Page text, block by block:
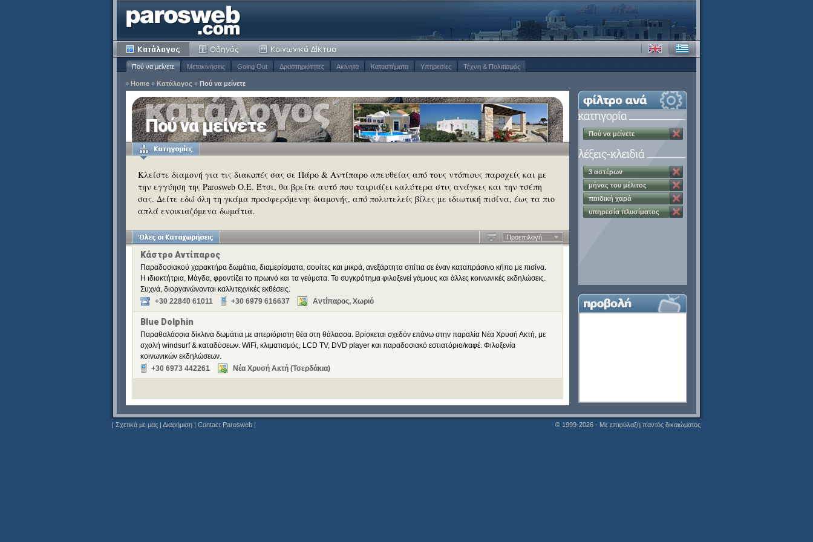
Πού να μείνετε Μετακινήσεις Going Out Δραστηριότητες Ακίνητα Καταστήματα Υπηρεσίες Τέχνη & Πολιτισμός
» Home » Κατάλογος » Πού να μείνετε
Πού να μείνετε
Κλείστε διαμονή για τις διακοπές σας σε Πάρο & Αντίπαρο απευθείας από τους ντόπιους παροχείς και με
την εγγύηση της Parosweb Ο.Ε. Έτσι, θα βρείτε αυτό που ταιριάζει καλύτερα στις ανάγκες και την τσέπη
σας. Δείτε εδώ όλη τη γκάμα προσφερόμενης διαμονής, από πολυτελείς βίλες με ιδιωτική πισίνα, έως τα πιο
απλά ενοικιαζόμενα δωμάτια.
Προεπιλογή
Κάστρο Αντίπαρος
Παραδοσιακού χαρακτήρα δωμάτια, διαμερίσματα, σουίτες και μικρά, ανεξάρτητα σπίτια σε έναν καταπράσινο κήπο με πισίνα.
Η ιδιοκτήτρια, Μάγδα, φροντίζει το πρωινό και τα γεύματα. Το συγκρότημα φιλοξενεί γάμους και άλλες κοινωνικές εκδηλώσεις.
Συχνά, διοργανώνονται καλλιτεχνικές εκθέσεις.
+30 22840 61011
+30 6979 616637 Αντίπαρος, Χωριό
Blue Dolphin
Παραθαλάσσια δίκλινα δωμάτια με απεριόριστη θέα στη θάλασσα. Βρίσκεται σχεδόν επάνω στην παραλία Νέα Χρυσή Ακτή, με
σχολή windsurf & καταδύσεων. WiFi, κλιματισμός, LCD TV, DVD player και παραδοσιακό εστιατόριο/καφέ. Φιλοξενία
κοινωνικών εκδηλώσεων.
+30 6973 442261
Νέα Χρυσή Ακτή (Τσερδάκια)
Πού να μείνετε
3 αστέρων
μήνας του μέλιτος
παιδική χαρά
υπηρεσία πλυσίματος
| Σχετικά με μας | Διαφήμιση | Contact Parosweb | © 1999-2026 - Με επιφύλαξη παντός δικαιώματος